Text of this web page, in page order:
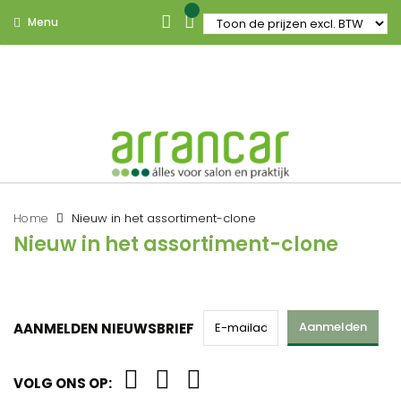
Menu
Home Nieuw in het assortiment-clone
Nieuw in het assortiment-clone
AANMELDEN NIEUWSBRIEF Aanmelden
VOLG ONS OP: